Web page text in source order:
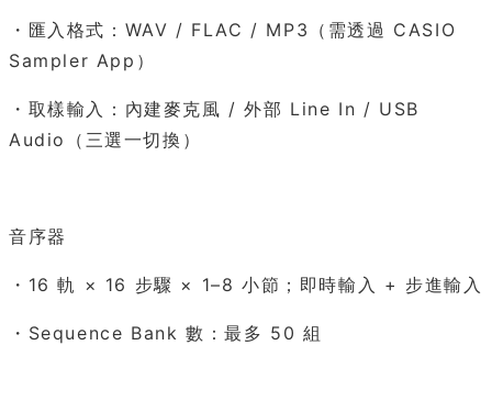
・匯入格式：WAV / FLAC / MP3（需透過 CASIO
Sampler App）
・取樣輸入：內建麥克風 / 外部 Line In / USB
Audio（三選一切換）
音序器
・16 軌 × 16 步驟 × 1–8 小節；即時輸入 + 步進輸入
・Sequence Bank 數：最多 50 組